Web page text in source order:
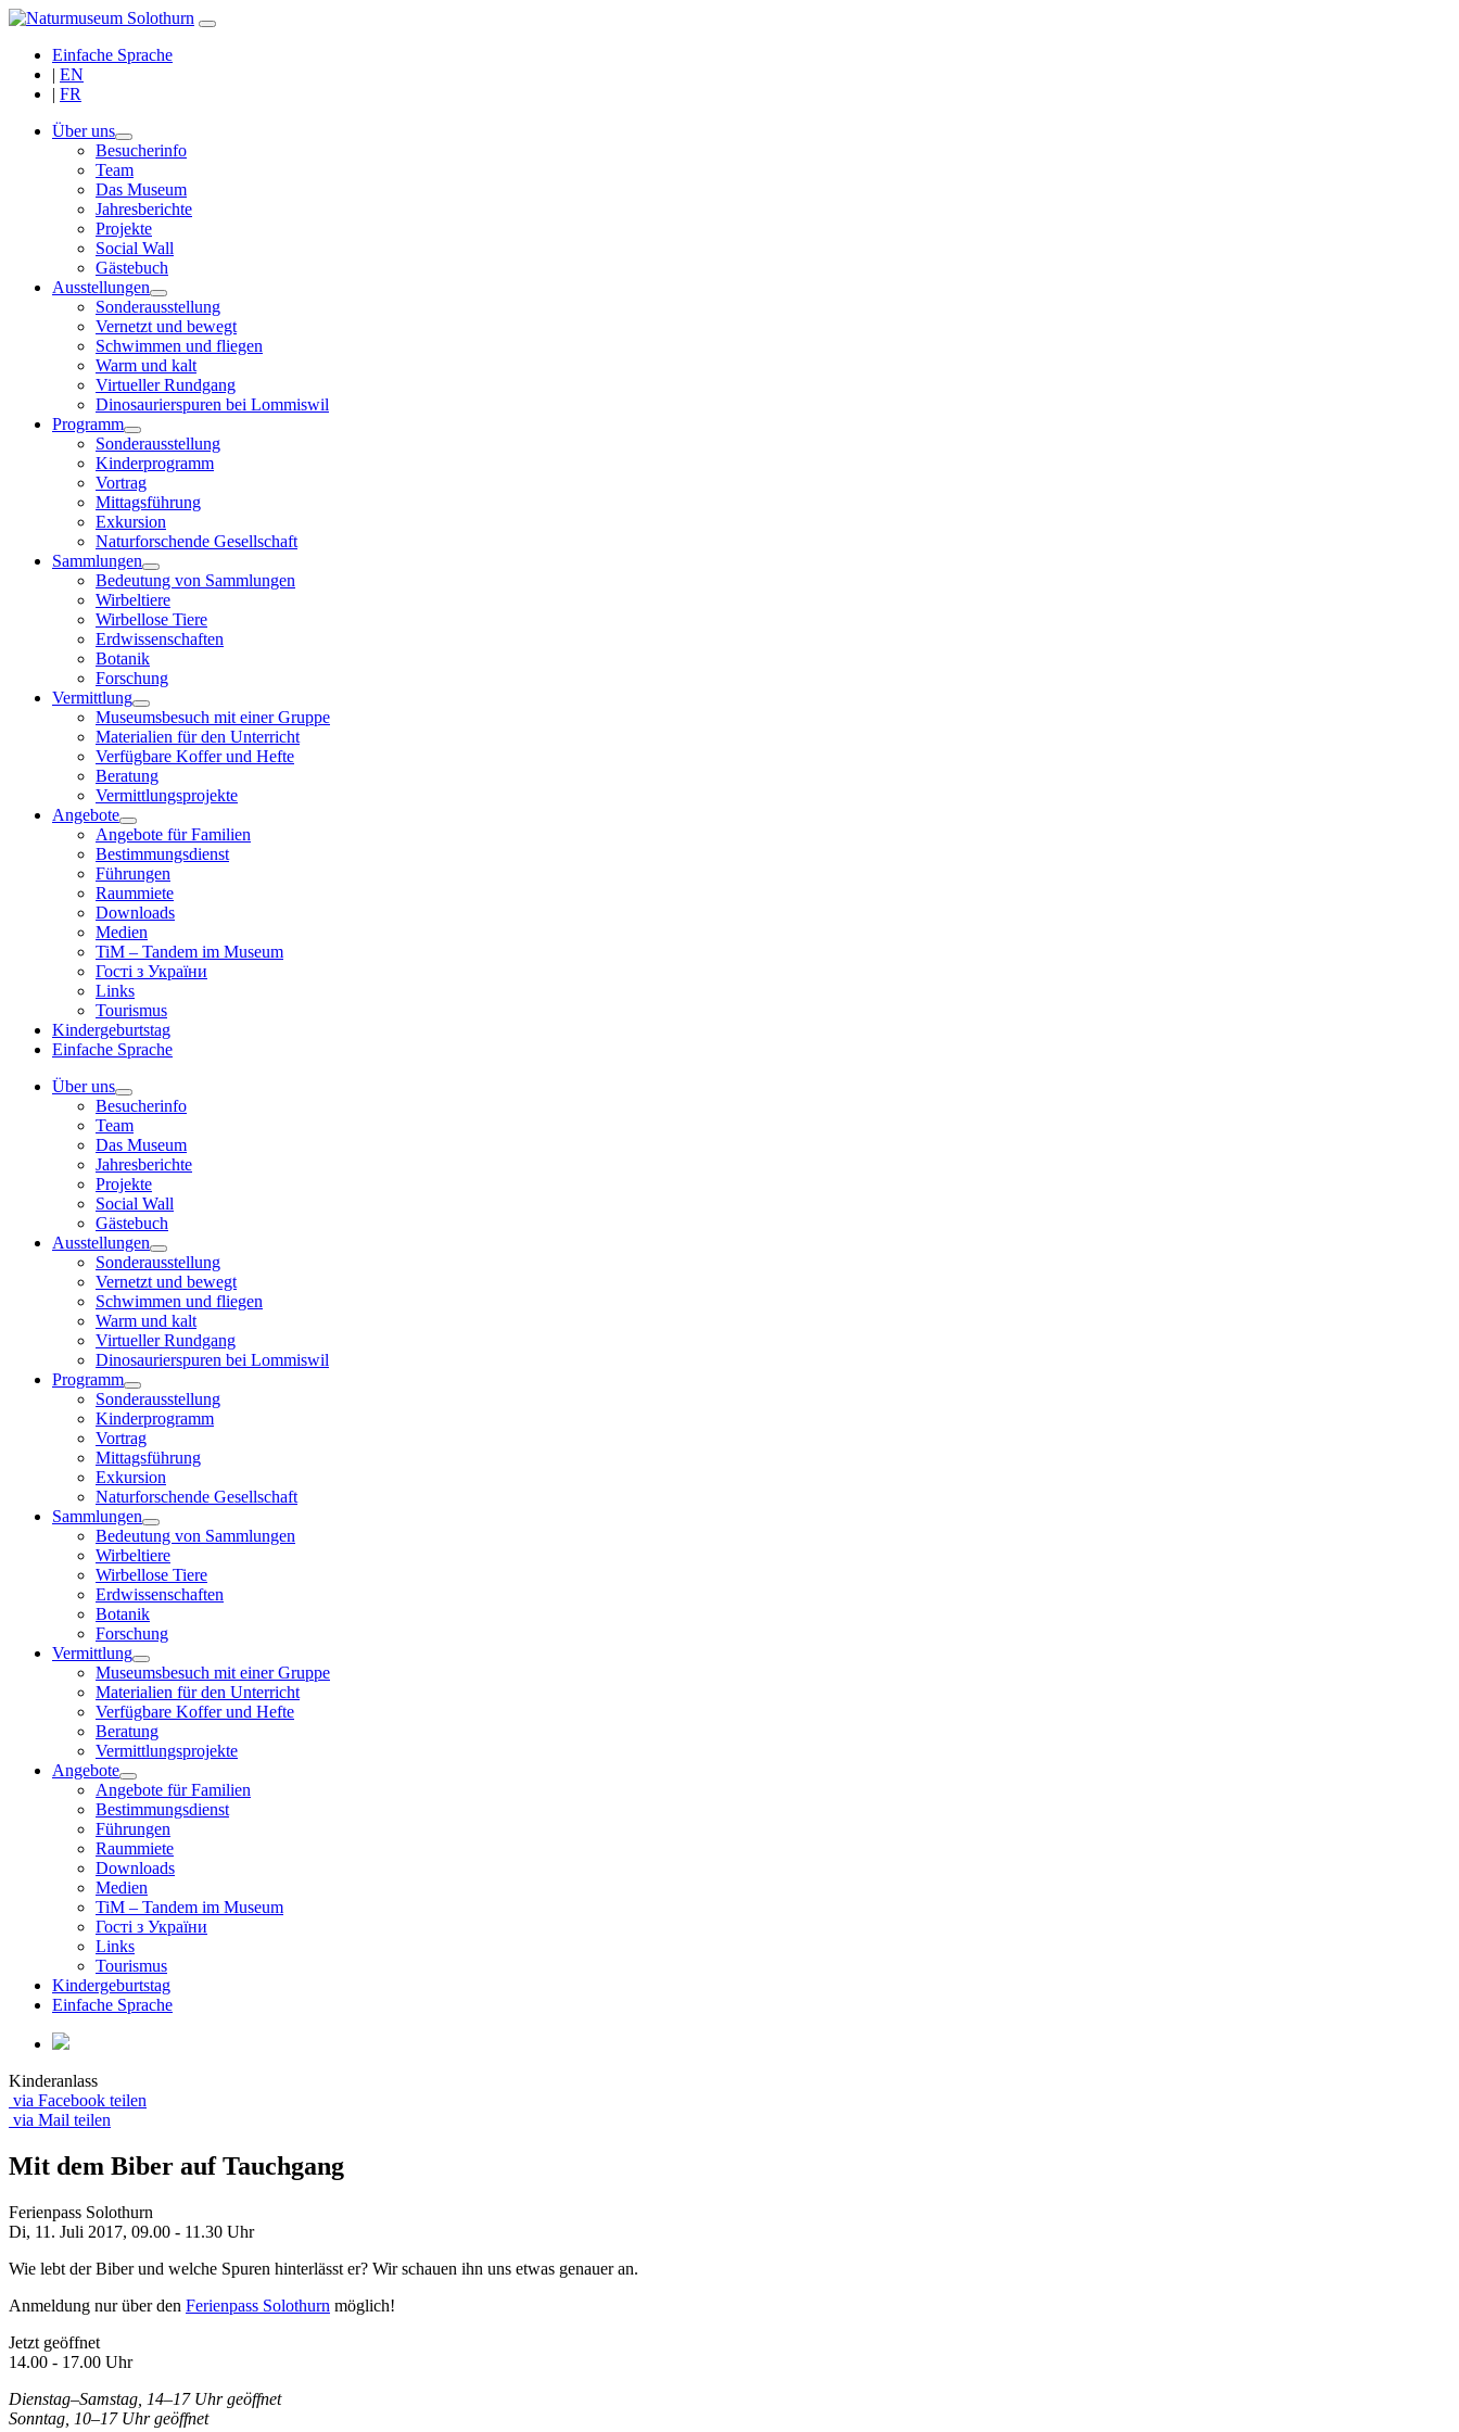
Einfache Sprache
| EN
| FR
Über uns
Besucherinfo
Team
Das Museum
Jahresberichte
Projekte
Social Wall
Gästebuch
Ausstellungen
Sonderausstellung
Vernetzt und bewegt
Schwimmen und fliegen
Warm und kalt
Virtueller Rundgang
Dinosaurierspuren bei Lommiswil
Programm
Sonderausstellung
Kinderprogramm
Vortrag
Mittagsführung
Exkursion
Naturforschende Gesellschaft
Sammlungen
Bedeutung von Sammlungen
Wirbeltiere
Wirbellose Tiere
Erdwissenschaften
Botanik
Forschung
Vermittlung
Museumsbesuch mit einer Gruppe
Materialien für den Unterricht
Verfügbare Koffer und Hefte
Beratung
Vermittlungsprojekte
Angebote
Angebote für Familien
Bestimmungsdienst
Führungen
Raummiete
Downloads
Medien
TiM – Tandem im Museum
Гості з України
Links
Tourismus
Kindergeburtstag
Einfache Sprache
Über uns
Besucherinfo
Team
Das Museum
Jahresberichte
Projekte
Social Wall
Gästebuch
Ausstellungen
Sonderausstellung
Vernetzt und bewegt
Schwimmen und fliegen
Warm und kalt
Virtueller Rundgang
Dinosaurierspuren bei Lommiswil
Programm
Sonderausstellung
Kinderprogramm
Vortrag
Mittagsführung
Exkursion
Naturforschende Gesellschaft
Sammlungen
Bedeutung von Sammlungen
Wirbeltiere
Wirbellose Tiere
Erdwissenschaften
Botanik
Forschung
Vermittlung
Museumsbesuch mit einer Gruppe
Materialien für den Unterricht
Verfügbare Koffer und Hefte
Beratung
Vermittlungsprojekte
Angebote
Angebote für Familien
Bestimmungsdienst
Führungen
Raummiete
Downloads
Medien
TiM – Tandem im Museum
Гості з України
Links
Tourismus
Kindergeburtstag
Einfache Sprache
Kinderanlass
via Facebook teilen
via Mail teilen
Mit dem Biber auf Tauchgang
Ferienpass Solothurn
Di, 11. Juli 2017, 09.00 - 11.30 Uhr
Wie lebt der Biber und welche Spuren hinterlässt er? Wir schauen ihn uns etwas genauer an.
Anmeldung nur über den Ferienpass Solothurn möglich!
Jetzt geöffnet
14.00 - 17.00 Uhr
Dienstag–Samstag, 14–17 Uhr geöffnet
Sonntag, 10–17 Uhr geöffnet